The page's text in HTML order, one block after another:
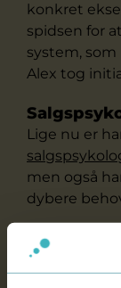
konkret
spidsen for
system,
Alex tog
Lige nu er
men også
dybere
"Jeg lærer
adfærd i